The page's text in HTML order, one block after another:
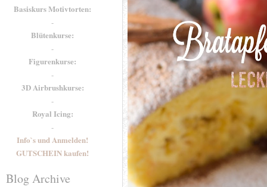
Basiskurs Motivtorten:
-
Blütenkurse:
-
Figurenkurse:
-
3D Airbrushkurse:
-
Royal Icing:
-
Info`s und Anmelden!
GUTSCHEIN kaufen!
Blog Archive